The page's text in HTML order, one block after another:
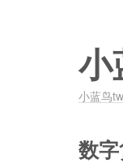
小
小蓝鸟
数